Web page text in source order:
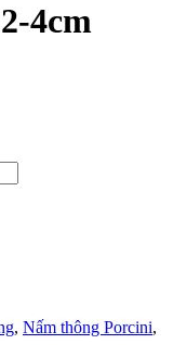
4cm
, Nấm thông Porcini,